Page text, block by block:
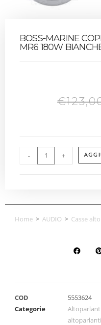
BOSS-MARINE
MR6 180W
€
- +
Home > AUDIO > Casse
COD
5553624
Categorie
altoparlanti